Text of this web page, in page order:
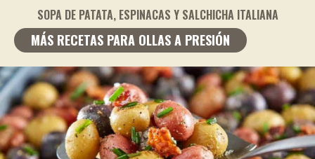
SOPA DE PATATA, ESPINACAS Y SALCHICHA ITALIANA
MÁS RECETAS PARA OLLAS A PRESIÓN